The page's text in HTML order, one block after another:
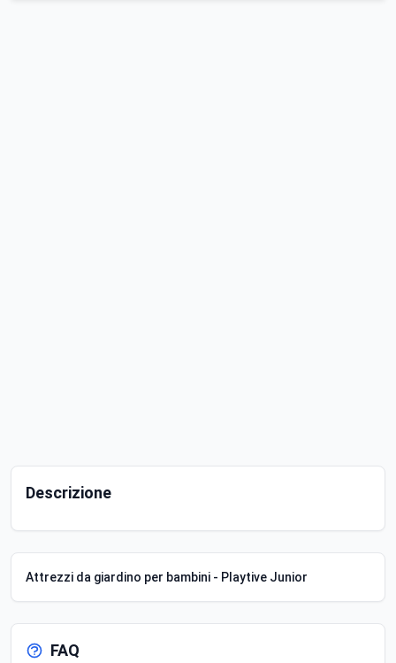
Descrizione
Attrezzi da giardino per bambini - Playtive Junior
FAQ